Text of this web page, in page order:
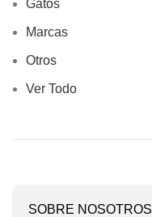
Gatos
Marcas
Otros
Ver Todo
SOBRE NOSOTROS